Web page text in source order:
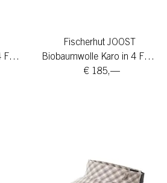
Biobaumwolle Karo in 4 Farben
Fischerhut JOOST
Biobaumwolle Karo in 4 Farben
€ 185,—